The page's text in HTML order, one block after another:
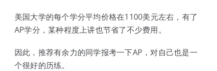
美国大学的每个学分平均价格在1100美元左右，有了
AP学分，某种程度上讲也节省了不少费用。
因此，推荐有余力的同学报考一下AP，对自己也是一
个很好的历练。